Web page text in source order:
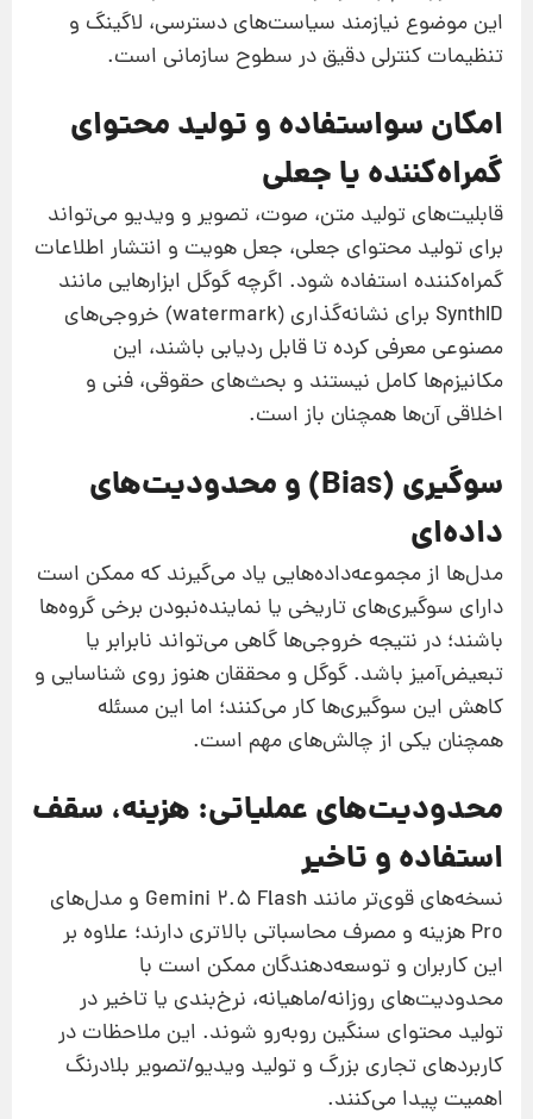
این موضوع نیازمند سیاست‌های دسترسی، لاگینگ و
تنظیمات کنترلی دقیق در سطوح سازمانی است.
امکان سواستفاده و تولید محتوای
گمراه‌کننده یا جعلی
قابلیت‌های تولید متن، صوت، تصویر و ویدیو می‌تواند
برای تولید محتوای جعلی، جعل هویت و انتشار اطلاعات
گمراه‌کننده استفاده شود. اگرچه گوگل ابزارهایی مانند
SynthID برای نشانه‌گذاری (watermark) خروجی‌های
مصنوعی معرفی کرده تا قابل ردیابی باشند، این
مکانیزم‌ها کامل نیستند و بحث‌های حقوقی، فنی و
اخلاقی آن‌ها همچنان باز است.
سوگیری (Bias) و محدودیت‌های
داده‌ای
مدل‌ها از مجموعه‌داده‌هایی یاد می‌گیرند که ممکن است
دارای سوگیری‌های تاریخی یا نماینده‌نبودن برخی گروه‌ها
باشند؛ در نتیجه خروجی‌ها گاهی می‌تواند نابرابر یا
تبعیض‌آمیز باشد. گوگل و محققان هنوز روی شناسایی و
کاهش این سوگیری‌ها کار می‌کنند؛ اما این مسئله
همچنان یکی از چالش‌های مهم است.
محدودیت‌های عملیاتی: هزینه، سقف
استفاده و تاخیر
نسخه‌های قوی‌تر مانند Gemini 2.5 Flash و مدل‌های
Pro هزینه و مصرف محاسباتی بالاتری دارند؛ علاوه بر
این کاربران و توسعه‌دهندگان ممکن است با
محدودیت‌های روزانه/ماهیانه، نرخ‌بندی یا تاخیر در
تولید محتوای سنگین روبه‌رو شوند. این ملاحظات در
کاربردهای تجاری بزرگ و تولید ویدیو/تصویر بلادرنگ
اهمیت پیدا می‌کنند.